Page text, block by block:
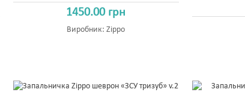
1450.00 грн
Виробник:Zippo